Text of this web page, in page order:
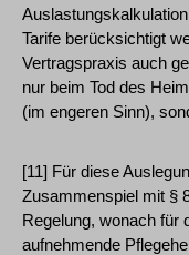
Tarife berücksichtigt
Vertragspraxis auch
nur beim Tod des
(im engeren Sinn),
[11] Für diese
Zusammenspiel mit §
Regelung, wonach für
aufnehmende